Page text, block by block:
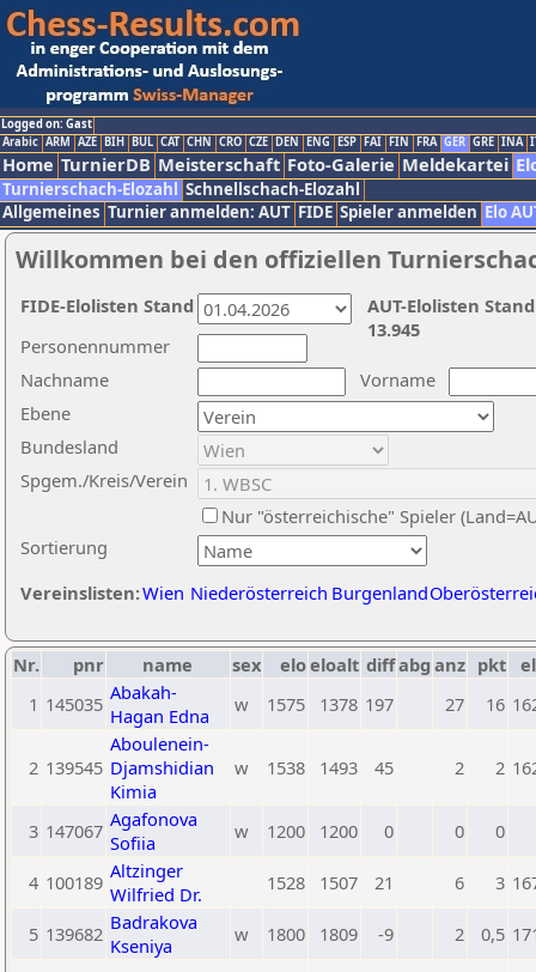
Logged on: Gast
Arabic ARM AZE BIH BUL CAT CHN CRO CZE DEN ENG ESP FAI FIN FRA GER GRE INA
Home TurnierDB Meisterschaft Foto-Galerie Meldekartei
Turnierschach-Elozahl Schnellschach-Elozahl
Allgemeines Turnier anmelden: AUT FIDE Spieler anmelden Elo
Willkommen bei den offiziellen
Nachname
Vorname
Ebene
Sortierung
Personennummer
Bundesland
Spgem./Kreis/Verein
Nur "österreichische" Spieler
Vereinslisten:Wien Niederösterreich Burgenland
AUT-Elolisten
13.945
FIDE-Elolisten Stand
Nr. pnr name sex eloeloalt diffabg anz pkt
1 145035 Abakah-
Hagan Edna
w 1575 1378 197 27 16
2 139545
Aboulenein-
Djamshidian
Kimia
w 1538 1493 45 2 2
3 147067 Agafonova
Sofiia
w 1200 1200 0 0 0
4 100189 Altzinger
Wilfried Dr.
1528 1507 21 6 3
5 139682 Badrakova
Kseniya
w 1800 1809 -9 2 0,5